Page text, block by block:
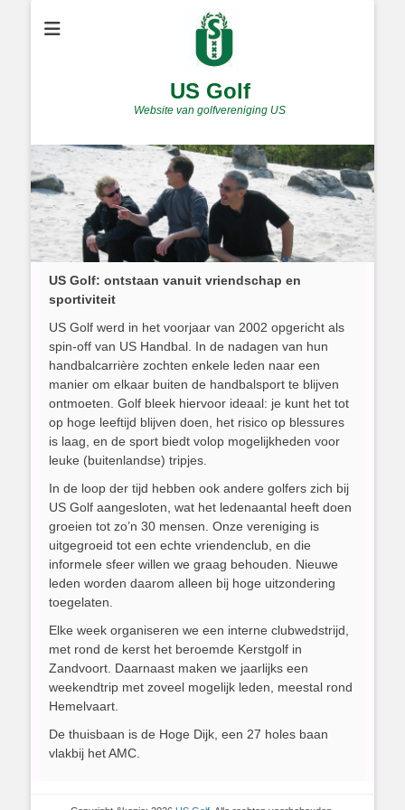
US Golf
Website van golfvereniging US
US Golf: ontstaan vanuit vriendschap en
sportiviteit
US Golf werd in het voorjaar van 2002 opgericht als
spin-off van US Handbal. In de nadagen van hun
handbalcarrière zochten enkele leden naar een
manier om elkaar buiten de handbalsport te blijven
ontmoeten. Golf bleek hiervoor ideaal: je kunt het tot
op hoge leeftijd blijven doen, het risico op blessures
is laag, en de sport biedt volop mogelijkheden voor
leuke (buitenlandse) tripjes.
In de loop der tijd hebben ook andere golfers zich bij
US Golf aangesloten, wat het ledenaantal heeft doen
groeien tot zo’n 30 mensen. Onze vereniging is
uitgegroeid tot een echte vriendenclub, en die
informele sfeer willen we graag behouden. Nieuwe
leden worden daarom alleen bij hoge uitzondering
toegelaten.
Elke week organiseren we een interne clubwedstrijd,
met rond de kerst het beroemde Kerstgolf in
Zandvoort. Daarnaast maken we jaarlijks een
weekendtrip met zoveel mogelijk leden, meestal rond
Hemelvaart.
De thuisbaan is de Hoge Dijk, een 27 holes baan
vlakbij het AMC.